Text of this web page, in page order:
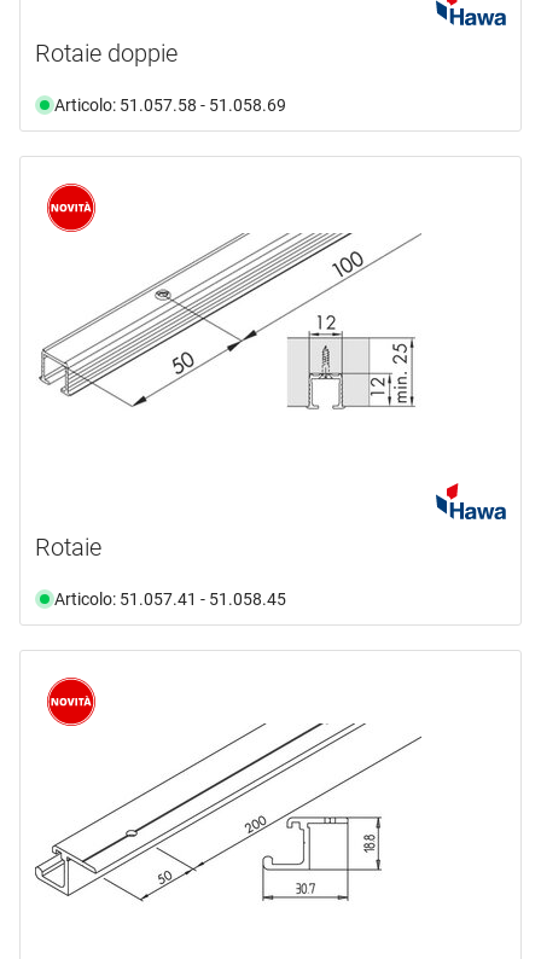
Rotaie doppie
Articolo: 51.057.58 - 51.058.69
Rotaie
Articolo: 51.057.41 - 51.058.45